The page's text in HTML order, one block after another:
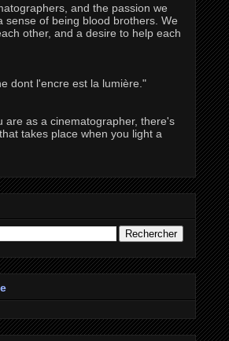
and the passion we
sense of being blood brothers. We
other, and a desire to help each
dont l'encre est la lumière."
are as a cinematographer, there's
takes place when you light a